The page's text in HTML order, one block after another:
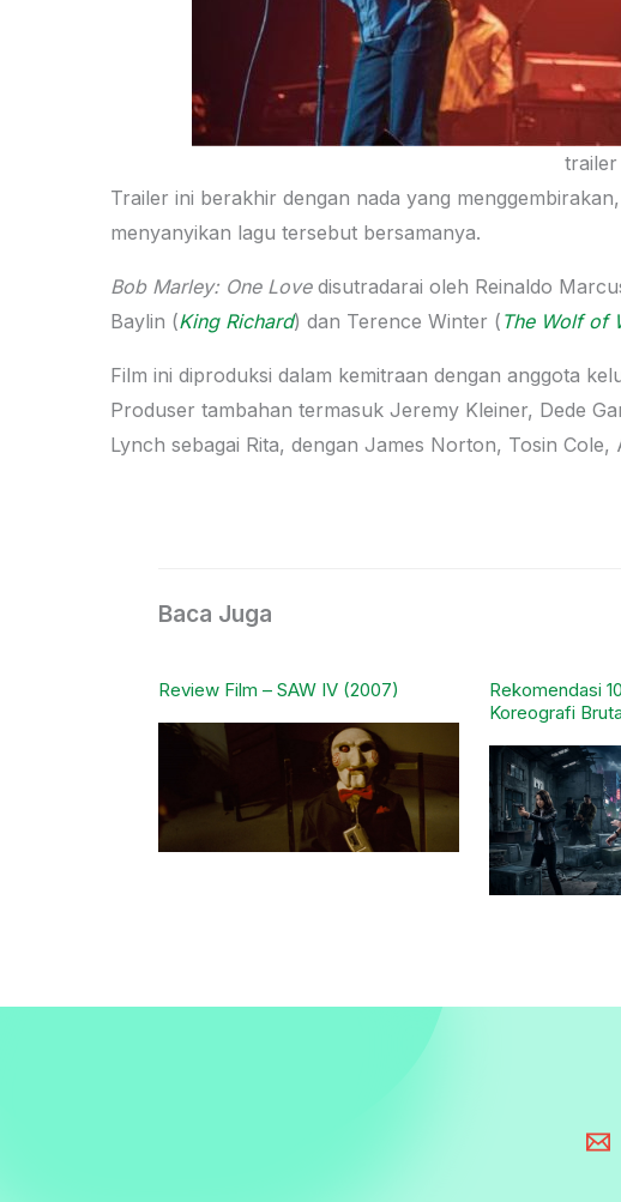
Trailer ini berakhir dengan nada yang
menyanyikan lagu tersebut bersamanya.
Bob Marley: One Lovedisutradarai oleh Reinaldo
Baylin (King Richard) dan Terence Winter ( The Wolf of
Film ini diproduksi dalam kemitraan dengan anggota
Produser tambahan termasuk Jeremy Kleiner, Dede
Lynch sebagai Rita, dengan James Norton, Tosin
Baca Juga
Review Film – SAW IV (2007)
Rekomendasi
Koreografi